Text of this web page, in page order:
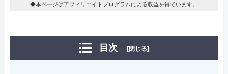
◆本ページはアフィリエイトプログラムによる収益を得ています。
目次 [閉じる]